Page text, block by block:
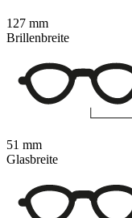
127 mm
Brillenbreite
51 mm
Glasbreite